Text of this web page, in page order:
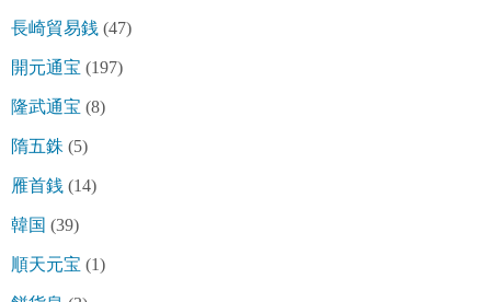
長崎貿易銭 (47)
開元通宝 (197)
隆武通宝 (8)
隋五銖 (5)
雁首銭 (14)
韓国 (39)
順天元宝 (1)